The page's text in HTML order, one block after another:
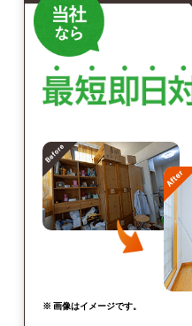
※ 画像はイメージです。